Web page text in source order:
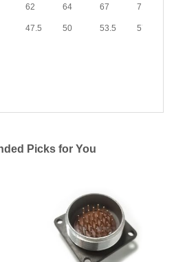
62 64 67 71
47.5 50 53.5 57.5
Picks for You